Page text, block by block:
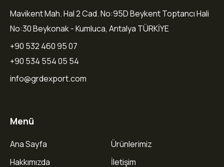
Mavikent Mah. Hal 2 Cad. No:95D Beykent Toptancı Hali
No:30 Beykonak - Kumluca, Antalya TÜRKİYE
+90 532 460 95 07
+90 534 554 05 54
info@grdexport.com
Menü
Ana Sayfa
Hakkımızda
Ürünlerimiz
İletişim